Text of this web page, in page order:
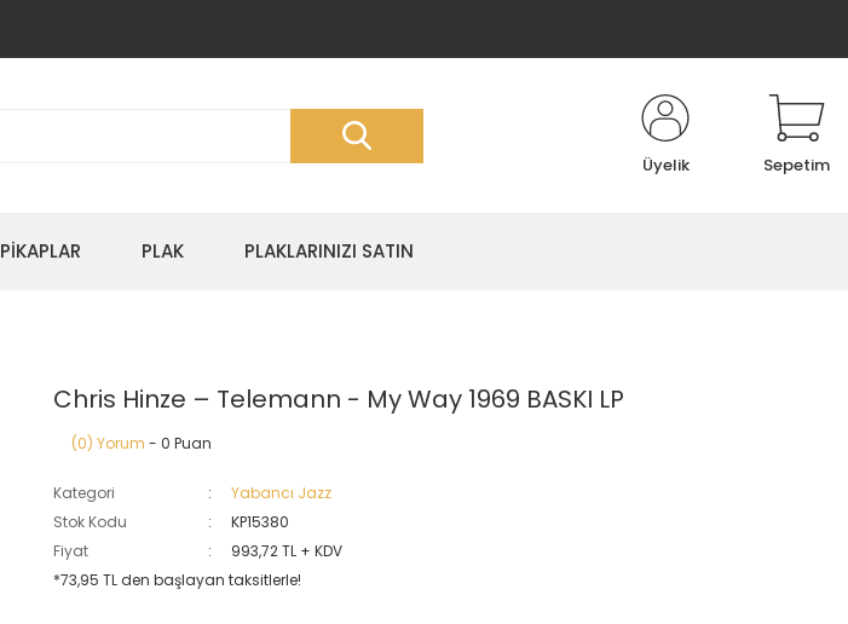
Üyelik Sepetim
PİKAPLAR PLAK PLAKLARINIZI SATIN
Chris Hinze – Telemann - My Way 1969 BASKI LP
(0) Yorum - 0 Puan
Kategori
Yabancı Jazz
Stok Kodu
KP15380
Fiyat
993,72 TL + KDV
*73,95 TL den başlayan taksitlerle!